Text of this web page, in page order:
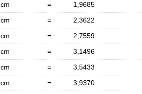
cm =
1,9685
cm =
2,3622
cm =
2,7559
cm =
3,1496
cm =
3,5433
cm =
3,9370